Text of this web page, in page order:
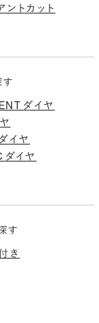
ントカット
す
ダイヤ
イヤ
ダイヤ
す
き